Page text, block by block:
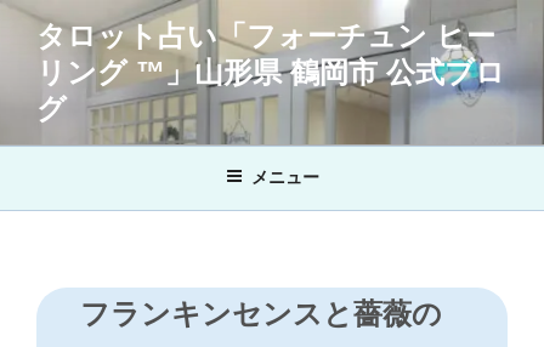
キ
タロット占い「フォーチュン ヒー
リング ™」山形県 鶴岡市 公式ブロ
グ
メニュー
フランキンセンスと薔薇の